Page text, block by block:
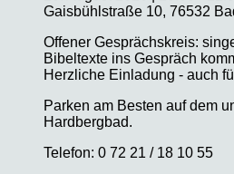
Gaisbühlstraße 10, 76532
Offener Gesprächskreis:
Bibeltexte ins Gespräch
Herzliche Einladung - auch
Parken am Besten auf dem
Hardbergbad.
Telefon: 0 72 21 / 18 10 55